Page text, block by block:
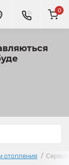
0
отопления